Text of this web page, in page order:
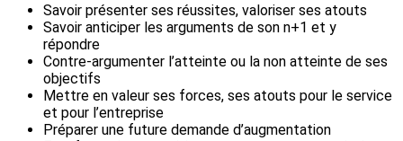
Savoir présenter ses réussites, valoriser ses atouts
Savoir anticiper les arguments de son n+1 et y
répondre
Contre-argumenter l’atteinte ou la non atteinte de ses
objectifs
Mettre en valeur ses forces, ses atouts pour le service
et pour l’entreprise
Préparer une future demande d’augmentation